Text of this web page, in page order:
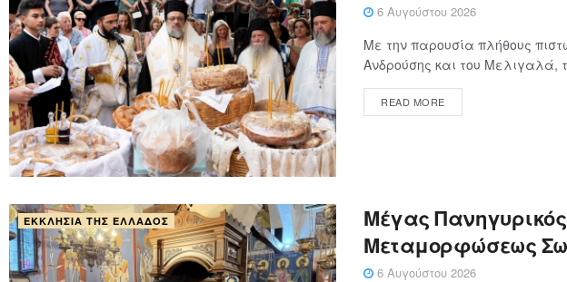
6 Αυγούστου 2026
Με την παρουσία πλήθους
Ανδρούσης και του Μελιγαλά,
READ MORE
ΕΚΚΛΗΣΊΑ ΤΗΣ ΕΛΛΆΔΟΣ
Μέγας
Μεταμορφώσεως
6 Αυγούστου 2026